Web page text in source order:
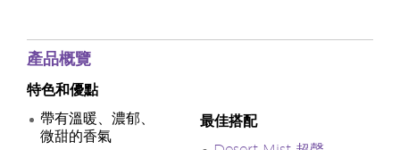
產品概覽
特色和優點
帶有溫暖、濃郁、
微甜的香氣
最佳搭配